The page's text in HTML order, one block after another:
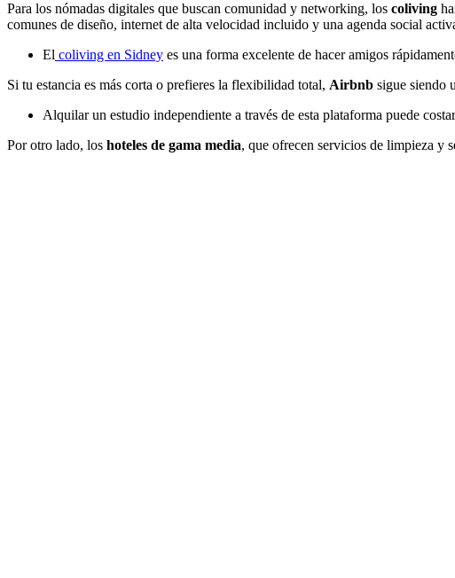
Para los nómadas digitales que buscan comunidad y networking, los coliving
comunes de diseño, internet de alta velocidad incluido y una agenda social
El coliving en Sidney es una forma excelente de hacer amigos
Si tu estancia es más corta o prefieres la flexibilidad total, Airbnb sigue siendo
Alquilar un estudio independiente a través de esta plataforma puede
Por otro lado, los hoteles de gama media, que ofrecen servicios de limpieza y